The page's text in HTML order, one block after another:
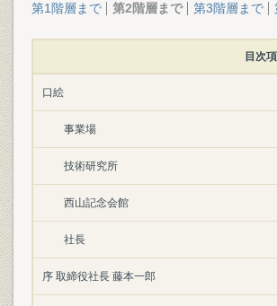
第1階層まで 第2階層まで 第3階層まで
目次
口絵
事業場
技術研究所
西山記念会館
社長
序 取締役社長 藤本一郎